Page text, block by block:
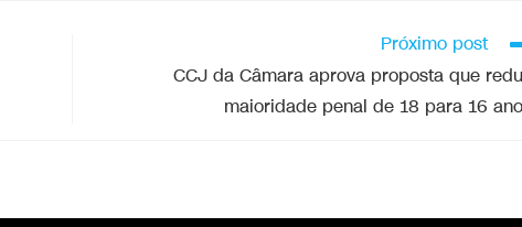
Próximo post
CCJ da Câmara aprova proposta que
maioridade penal de 18 para 16